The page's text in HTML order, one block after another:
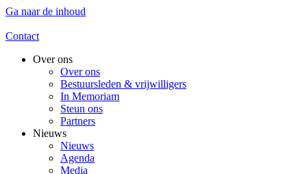
Ga naar de inhoud
Contact
Over ons
Over ons
Bestuursleden & vrijwilligers
In Memoriam
Steun ons
Partners
Nieuws
Nieuws
Agenda
Media